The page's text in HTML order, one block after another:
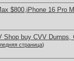
$800,iPhone 16 Pro
Shop buy CVV
страница)